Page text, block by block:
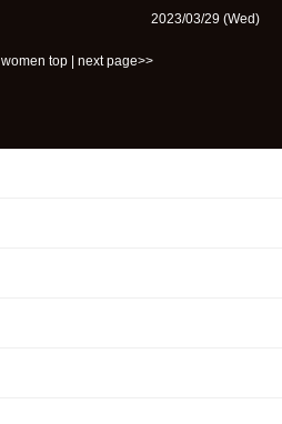
2023/03/29 (Wed)
women top| next page>>